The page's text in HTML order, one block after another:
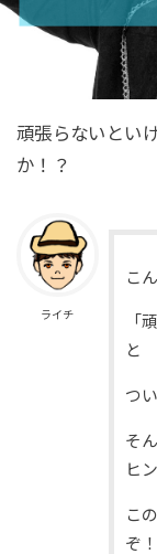
頑張らないとい
か！？
ライチ
こ
「
と
つ
そ
ヒ
こ
ぞ！